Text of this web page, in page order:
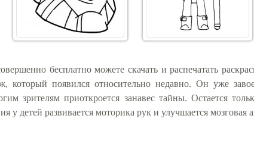
бесплатно можете скачать и распечатать
который появился относительно недавно. Он уже
зрителям приоткроется занавес тайны. Остается
у детей развивается моторика рук и улучшается мозговая